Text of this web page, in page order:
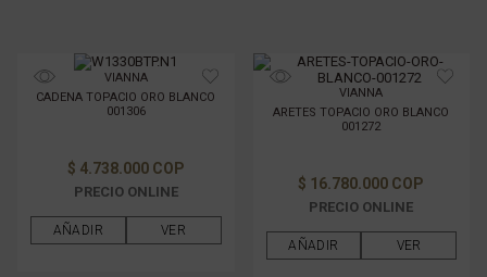
VIANNA
CADENA TOPACIO ORO BLANCO
001306
$ 4.738.000 COP
PRECIO ONLINE
AÑADIR VER
VIANNA
ARETES TOPACIO ORO BLANCO
001272
$ 16.780.000 COP
PRECIO ONLINE
AÑADIR VER